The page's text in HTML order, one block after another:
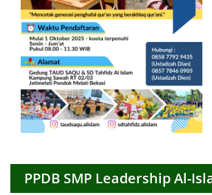
PPDB SMP Leadership Al-